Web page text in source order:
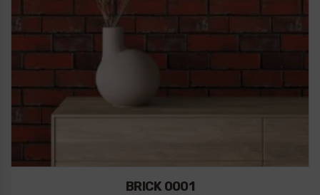
BRICK 0001